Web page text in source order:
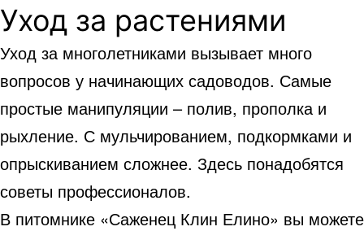
Уход за растениями
Уход за многолетниками вызывает много
вопросов у начинающих садоводов. Самые
простые манипуляции – полив, прополка и
рыхление. С мульчированием, подкормками и
опрыскиванием сложнее. Здесь понадобятся
советы профессионалов.
В питомнике «Саженец Клин Елино» вы можете